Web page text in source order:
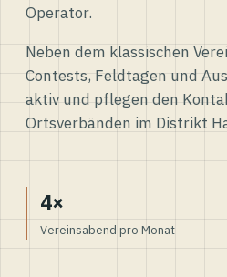
Operator.
Neben dem klassischen
Contests, Feldtagen und
aktiv und pflegen den
Ortsverbänden im Distrikt
4×
Vereinsabend pro Monat